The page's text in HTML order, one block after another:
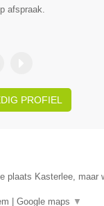
afspraak.
PROFIEL
plaats Kasterlee, maar
Google maps ▼